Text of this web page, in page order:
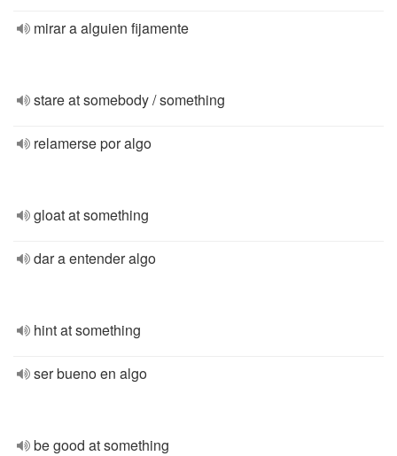
mirar a alguien fijamente
stare at somebody / something
relamerse por algo
gloat at something
dar a entender algo
hint at something
ser bueno en algo
be good at something